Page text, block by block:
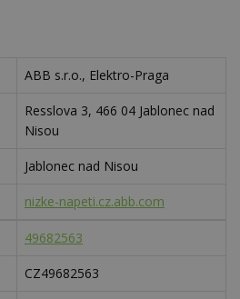
ABB s.r.o., Elektro-Praga
Resslova 3, 466 04 Jablonec nad
Nisou
Jablonec nad Nisou
nizke-napeti.cz.abb.com
49682563
CZ49682563